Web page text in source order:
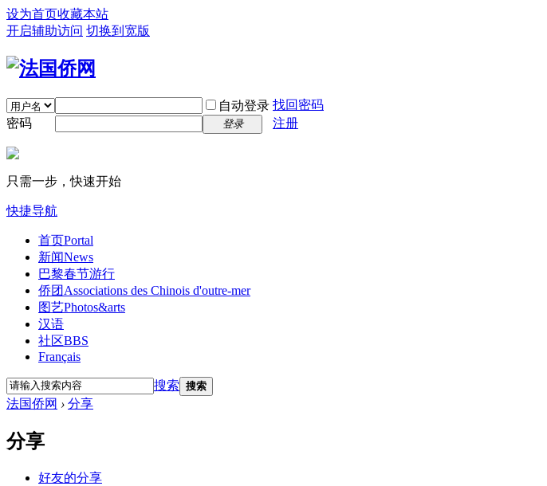
设为首页收藏本站
开启辅助访问 切换到宽版
自动登录 找回密码
密码
登录 注册
只需一步，快速开始
快捷导航
首页Portal
新闻News
巴黎春节游行
侨团 Associations des Chinois d'outre-mer
图艺Photos&arts
汉语
社区BBS
Français
搜索 搜索
法国侨网 › 分享
分享
好友的分享